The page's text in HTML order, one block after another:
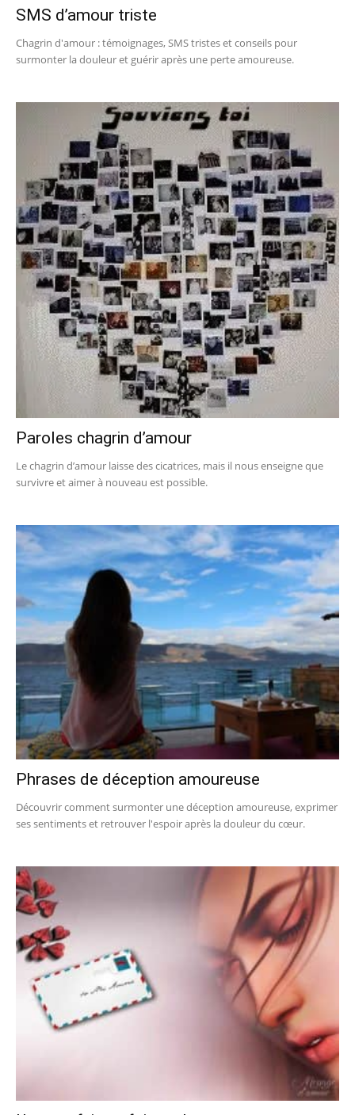
SMS d’amour triste
Chagrin d'amour : témoignages, SMS tristes et conseils pour
surmonter la douleur et guérir après une perte amoureuse.
Paroles chagrin d’amour
Le chagrin d’amour laisse des cicatrices, mais il nous enseigne que
survivre et aimer à nouveau est possible.
Phrases de déception amoureuse
Découvrir comment surmonter une déception amoureuse, exprimer
ses sentiments et retrouver l'espoir après la douleur du cœur.